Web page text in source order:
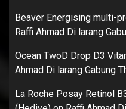
Beaver Energising multi-
Raffi Ahmad Di larang
Ocean TwoD Drop D3
Ahmad Di larang Gabung
La Roche Posay Retinol